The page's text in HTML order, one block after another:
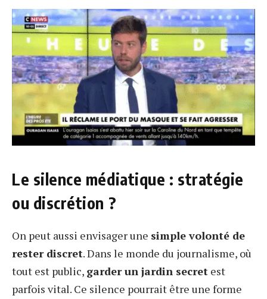
Le silence médiatique : stratégie
ou discrétion ?
On peut aussi envisager une simple volonté de
rester discret. Dans le monde du journalisme, où
tout est public, garder un jardin secret est
parfois vital. Ce silence pourrait être une forme